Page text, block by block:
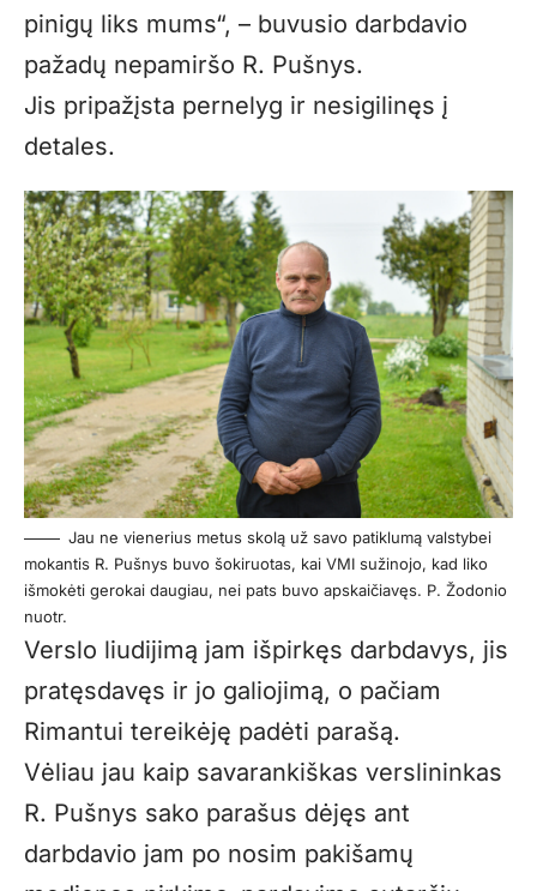
pinigų liks mums“, – buvusio darbdavio
pažadų nepamiršo R. Pušnys.
Jis pripažįsta pernelyg ir nesigilinęs į
detales.
Jau ne vienerius metus skolą už savo patiklumą valstybei
mokantis R. Pušnys buvo šokiruotas, kai VMI sužinojo, kad liko
išmokėti gerokai daugiau, nei pats buvo apskaičiavęs. P. Žodonio
nuotr.
Verslo liudijimą jam išpirkęs darbdavys, jis
pratęsdavęs ir jo galiojimą, o pačiam
Rimantui tereikėję padėti parašą.
Vėliau jau kaip savarankiškas verslininkas
R. Pušnys sako parašus dėjęs ant
darbdavio jam po nosim pakišamų